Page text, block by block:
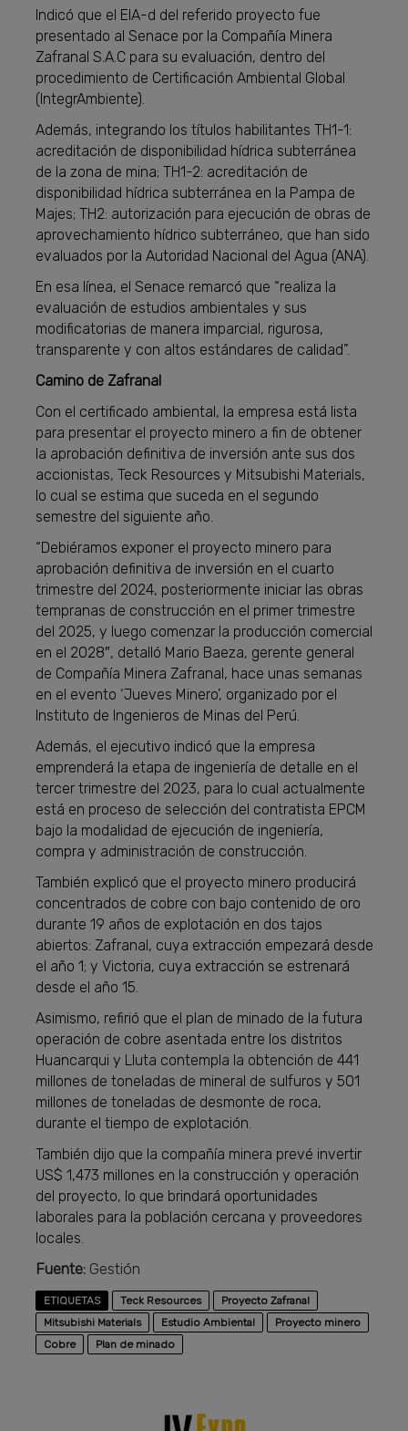
Indicó que el EIA-d del referido proyecto fue
presentado al Senace por la Compañía Minera
Zafranal S.A.C para su evaluación, dentro del
procedimiento de Certificación Ambiental Global
(IntegrAmbiente).
Además, integrando los títulos habilitantes TH1-1:
acreditación de disponibilidad hídrica subterránea
de la zona de mina; TH1-2: acreditación de
disponibilidad hídrica subterránea en la Pampa de
Majes; TH2: autorización para ejecución de obras de
aprovechamiento hídrico subterráneo, que han sido
evaluados por la Autoridad Nacional del Agua (ANA).
En esa línea, el Senace remarcó que “realiza la
evaluación de estudios ambientales y sus
modificatorias de manera imparcial, rigurosa,
transparente y con altos estándares de calidad”.
Camino de Zafranal
Con el certificado ambiental, la empresa está lista
para presentar el proyecto minero a fin de obtener
la aprobación definitiva de inversión ante sus dos
accionistas, Teck Resources y Mitsubishi Materials,
lo cual se estima que suceda en el segundo
semestre del siguiente año.
“Debiéramos exponer el proyecto minero para
aprobación definitiva de inversión en el cuarto
trimestre del 2024, posteriormente iniciar las obras
tempranas de construcción en el primer trimestre
del 2025, y luego comenzar la producción comercial
en el 2028″, detalló Mario Baeza, gerente general
de Compañía Minera Zafranal, hace unas semanas
en el evento ‘Jueves Minero’, organizado por el
Instituto de Ingenieros de Minas del Perú.
Además, el ejecutivo indicó que la empresa
emprenderá la etapa de ingeniería de detalle en el
tercer trimestre del 2023, para lo cual actualmente
está en proceso de selección del contratista EPCM
bajo la modalidad de ejecución de ingeniería,
compra y administración de construcción.
También explicó que el proyecto minero producirá
concentrados de cobre con bajo contenido de oro
durante 19 años de explotación en dos tajos
abiertos: Zafranal, cuya extracción empezará desde
el año 1; y Victoria, cuya extracción se estrenará
desde el año 15.
Asimismo, refirió que el plan de minado de la futura
operación de cobre asentada entre los distritos
Huancarqui y Lluta contempla la obtención de 441
millones de toneladas de mineral de sulfuros y 501
millones de toneladas de desmonte de roca,
durante el tiempo de explotación.
También dijo que la compañía minera prevé invertir
US$ 1,473 millones en la construcción y operación
del proyecto, lo que brindará oportunidades
laborales para la población cercana y proveedores
locales.
Fuente: Gestión
ETIQUETAS Teck Resources
Proyecto Zafranal
Mitsubishi Materials
Estudio Ambiental
Proyecto minero
Cobre
Plan de minado